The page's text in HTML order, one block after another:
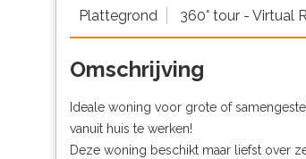
Plattegrond 360° tour - Virtual
Omschrijving
Ideale woning voor grote of
vanuit huis te werken!
Deze woning beschikt maar liefst over